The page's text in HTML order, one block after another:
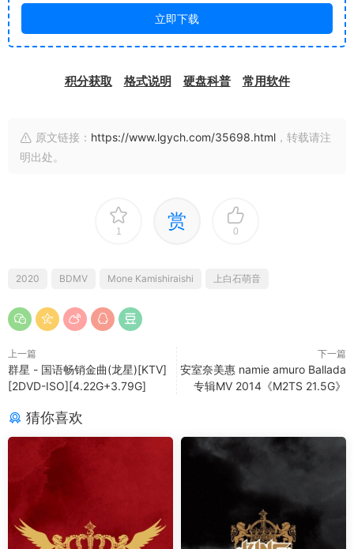
立即下载
积分获取 格式说明 硬盘科普 常用软件
原文链接： https://www.lgych.com/35698.html ，转载请注
明出处。
1 赏 0
2020 BDMV Mone Kamishiraishi 上白石萌音
上一篇
群星 - 国语畅销金曲(龙星)[KTV]
[2DVD-ISO][4.22G+3.79G]
下一篇
安室奈美惠 namie amuro Ballada
专辑MV 2014《M2TS 21.5G》
猜你喜欢